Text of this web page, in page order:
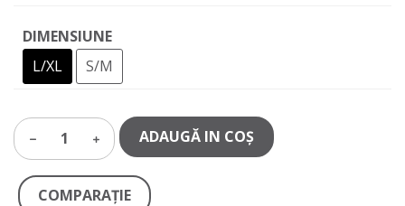
DIMENSIUNE
L/XL
S/M
1 ADAUGĂ IN COŞ
COMPARAŢIE